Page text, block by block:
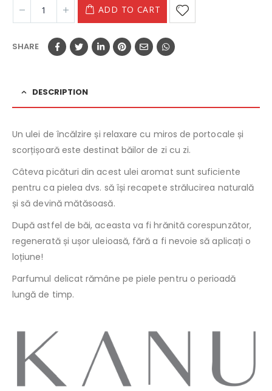
ADD TO CART
SHARE
DESCRIPTION
Un ulei de încălzire și relaxare cu miros de portocale și
scorțișoară este destinat băilor de zi cu zi.
Câteva picături din acest ulei aromat sunt suficiente
pentru ca pielea dvs. să își recapete strălucirea naturală
și să devină mătăsoasă.
După astfel de băi, aceasta va fi hrănită corespunzător,
regenerată și ușor uleioasă, fără a fi nevoie să aplicați o
loțiune!
Parfumul delicat rămâne pe piele pentru o perioadă
lungă de timp.